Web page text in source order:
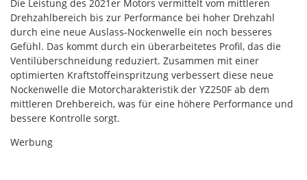
Die Leistung des 2021er Motors vermittelt vom mittleren
Drehzahlbereich bis zur Performance bei hoher Drehzahl
durch eine neue Auslass-Nockenwelle ein noch besseres
Gefühl. Das kommt durch ein überarbeitetes Profil, das die
Ventilüberschneidung reduziert. Zusammen mit einer
optimierten Kraftstoffeinspritzung verbessert diese neue
Nockenwelle die Motorcharakteristik der YZ250F ab dem
mittleren Drehbereich, was für eine höhere Performance und
bessere Kontrolle sorgt.
Werbung